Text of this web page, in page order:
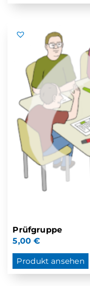
Prüfgruppe
5,00€
Produkt ansehen